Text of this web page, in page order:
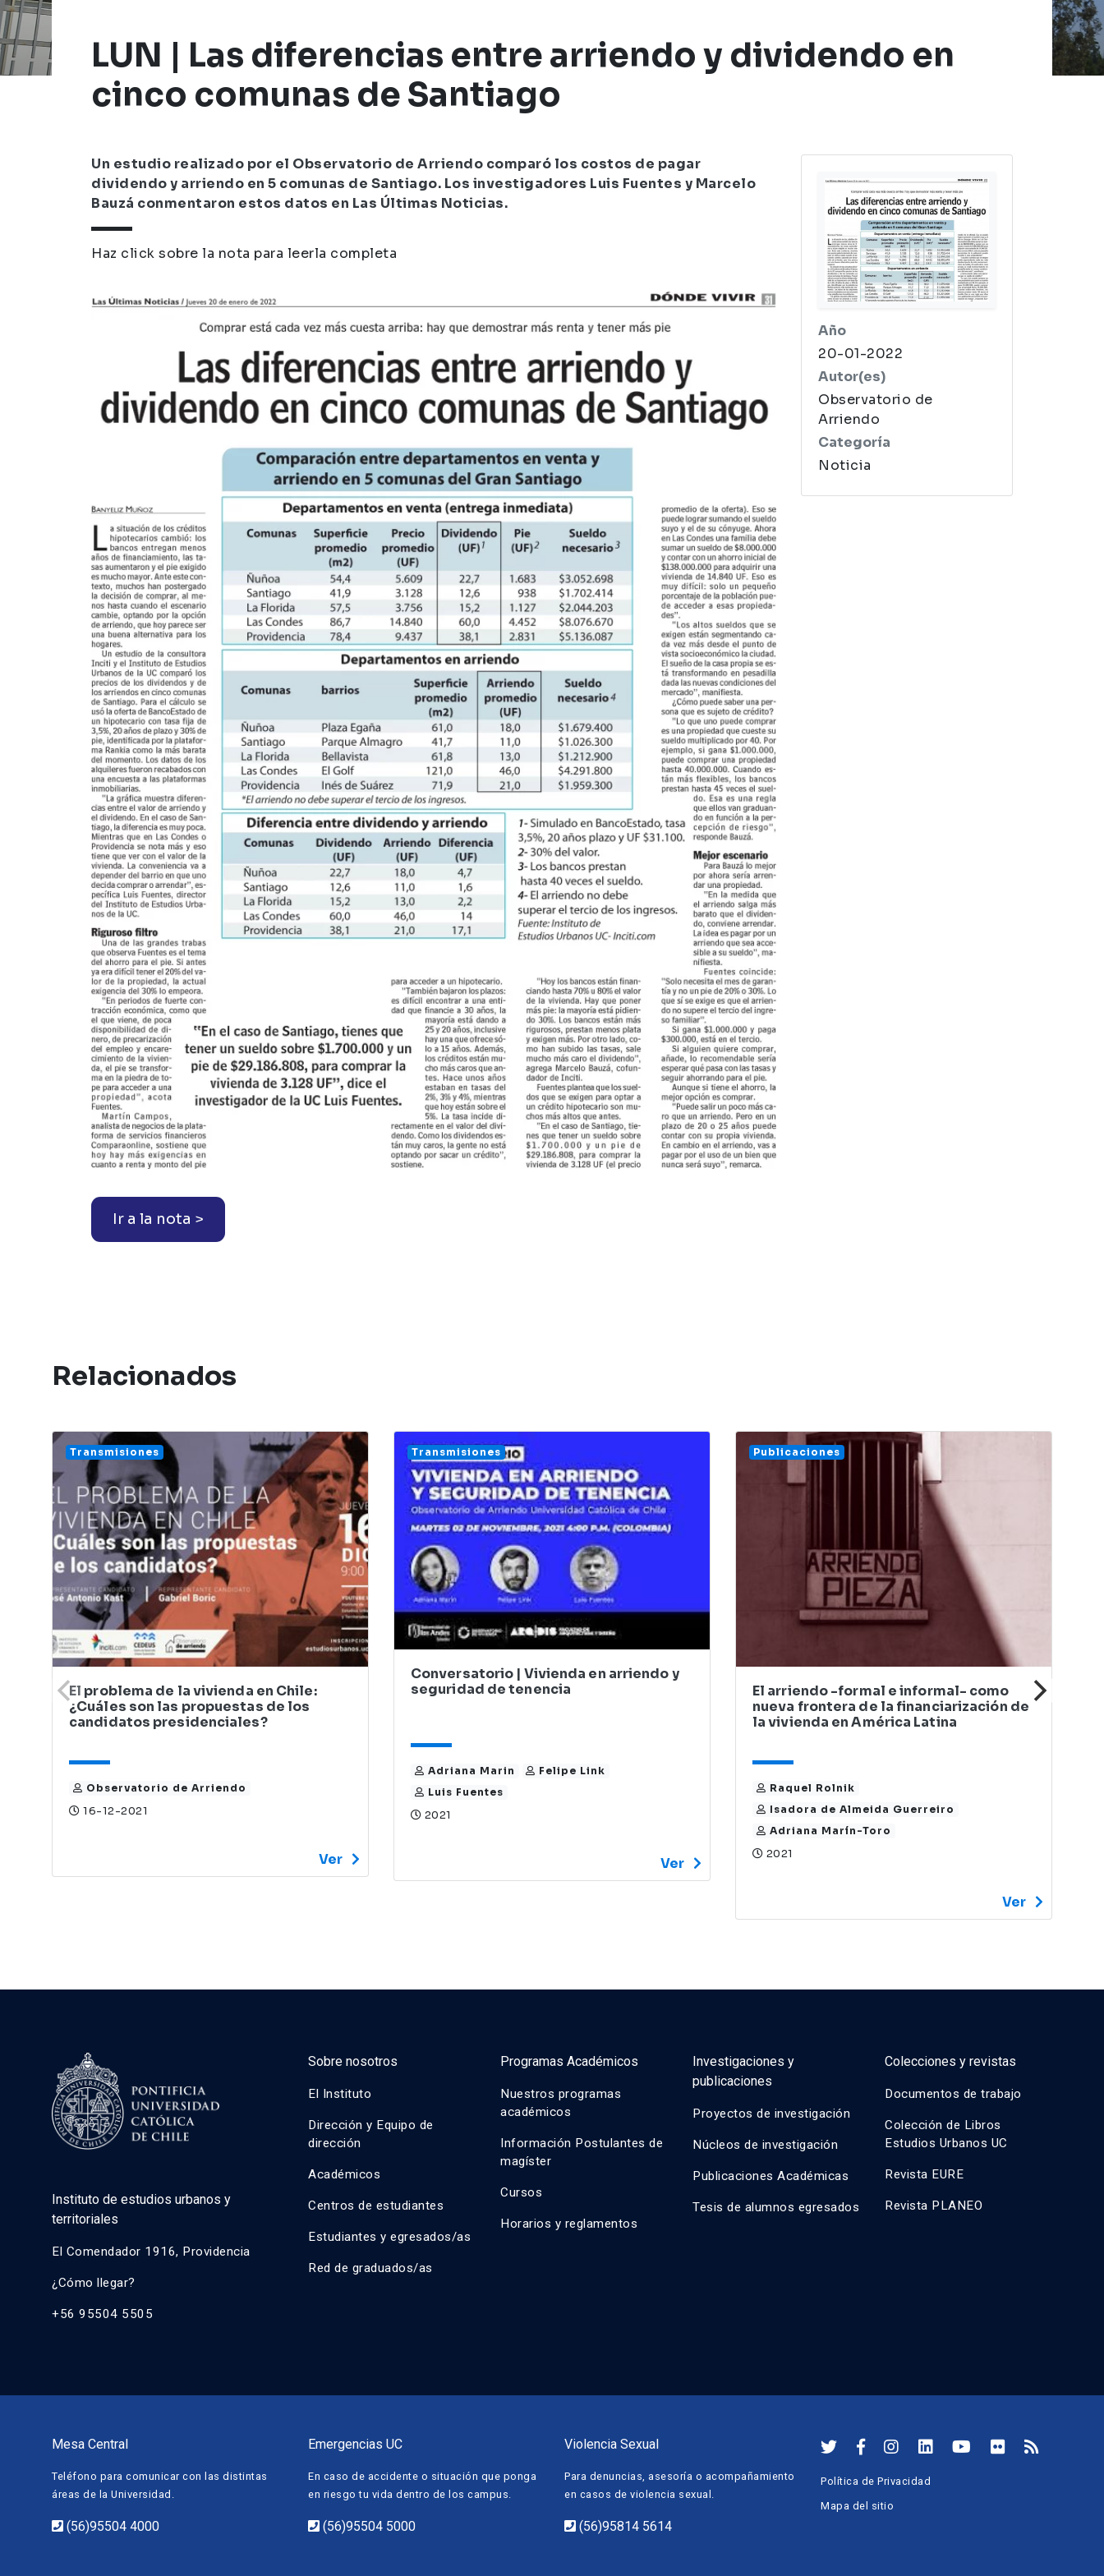
LUN | Las diferencias entre arriendo y dividendo en
cinco comunas de Santiago
Un estudio realizado por el Observatorio de Arriendo comparó los costos de pagar
dividendo y arriendo en 5 comunas de Santiago. Los investigadores Luis Fuentes y Marcelo
Bauzá conmentaron estos datos en Las Últimas Noticias.
Haz click sobre la nota para leerla completa
Ir a la nota >
Año
20-01-2022
Autor(es)
Observatorio de
Arriendo
Categoría
Noticia
Relacionados
Transmisiones
El problema de la vivienda en Chile:
¿Cuáles son las propuestas de los
candidatos presidenciales?
Observatorio de Arriendo
16-12-2021
Ver
Transmisiones
Conversatorio | Vivienda en arriendo y
seguridad de tenencia
Adriana Marin
Felipe Link
Luis Fuentes
2021
Ver
Publicaciones
El arriendo -formal e informal- como
nueva frontera de la financiarización de
la vivienda en América Latina
Raquel Rolnik
Isadora de Almeida Guerreiro
Adriana Marín-Toro
2021
Ver
Instituto de estudios urbanos y
territoriales
El Comendador 1916, Providencia
¿Cómo llegar?
+56 95504 5505
Sobre nosotros
El Instituto
Dirección y Equipo de
dirección
Académicos
Centros de estudiantes
Estudiantes y egresados/as
Red de graduados/as
Programas Académicos
Nuestros programas
académicos
Información Postulantes de
magíster
Cursos
Horarios y reglamentos
Investigaciones y
publicaciones
Proyectos de investigación
Núcleos de investigación
Publicaciones Académicas
Tesis de alumnos egresados
Colecciones y revistas
Documentos de trabajo
Colección de Libros
Estudios Urbanos UC
Revista EURE
Revista PLANEO
Mesa Central
Teléfono para comunicar con las distintas
áreas de la Universidad.
(56)95504 4000
Emergencias UC
En caso de accidente o situación que ponga
en riesgo tu vida dentro de los campus.
(56)95504 5000
Violencia Sexual
Para denuncias, asesoría o acompañamiento
en casos de violencia sexual.
(56)95814 5614
Política de Privacidad
Mapa del sitio